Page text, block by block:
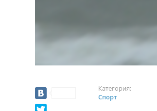
Категория:
Спорт